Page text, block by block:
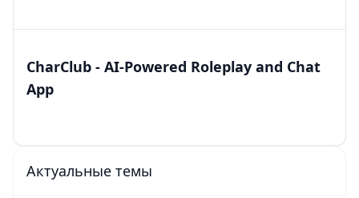
CharClub - AI-Powered Roleplay and Chat
App
Актуальные темы